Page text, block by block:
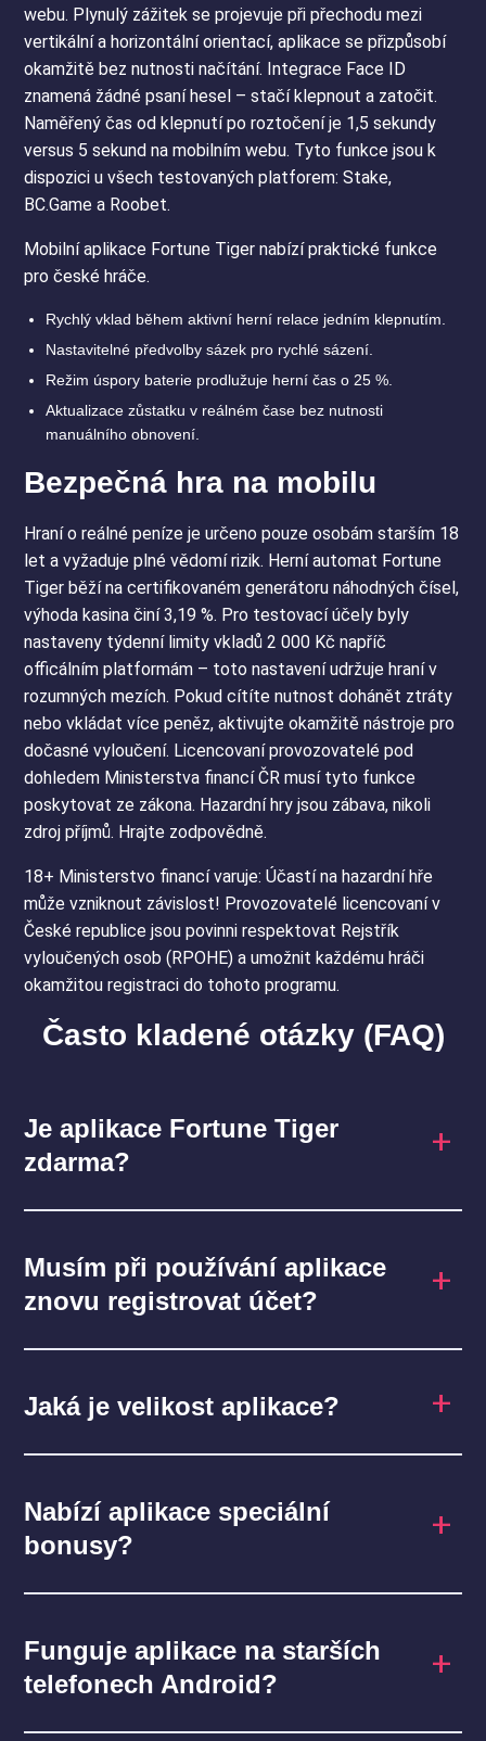
webu. Plynulý zážitek se projevuje při přechodu mezi
vertikální a horizontální orientací, aplikace se přizpůsobí
okamžitě bez nutnosti načítání. Integrace Face ID
znamená žádné psaní hesel – stačí klepnout a zatočit.
Naměřený čas od klepnutí po roztočení je 1,5 sekundy
versus 5 sekund na mobilním webu. Tyto funkce jsou k
dispozici u všech testovaných platforem: Stake,
BC.Game a Roobet.
Mobilní aplikace Fortune Tiger nabízí praktické funkce
pro české hráče.
Rychlý vklad během aktivní herní relace jedním klepnutím.
Nastavitelné předvolby sázek pro rychlé sázení.
Režim úspory baterie prodlužuje herní čas o 25 %.
Aktualizace zůstatku v reálném čase bez nutnosti
manuálního obnovení.
Bezpečná hra na mobilu
Hraní o reálné peníze je určeno pouze osobám starším 18
let a vyžaduje plné vědomí rizik. Herní automat Fortune
Tiger běží na certifikovaném generátoru náhodných čísel,
výhoda kasina činí 3,19 %. Pro testovací účely byly
nastaveny týdenní limity vkladů 2 000 Kč napříč
officálním platformám – toto nastavení udržuje hraní v
rozumných mezích. Pokud cítíte nutnost dohánět ztráty
nebo vkládat více peněz, aktivujte okamžitě nástroje pro
dočasné vyloučení. Licencovaní provozovatelé pod
dohledem Ministerstva financí ČR musí tyto funkce
poskytovat ze zákona. Hazardní hry jsou zábava, nikoli
zdroj příjmů. Hrajte zodpovědně.
18+ Ministerstvo financí varuje: Účastí na hazardní hře
může vzniknout závislost! Provozovatelé licencovaní v
České republice jsou povinni respektovat Rejstřík
vyloučených osob (RPOHE) a umožnit každému hráči
okamžitou registraci do tohoto programu.
Často kladené otázky (FAQ)
Je aplikace Fortune Tiger
zdarma?
Musím při používání aplikace
znovu registrovat účet?
Jaká je velikost aplikace?
Nabízí aplikace speciální
bonusy?
Funguje aplikace na starších
telefonech Android?